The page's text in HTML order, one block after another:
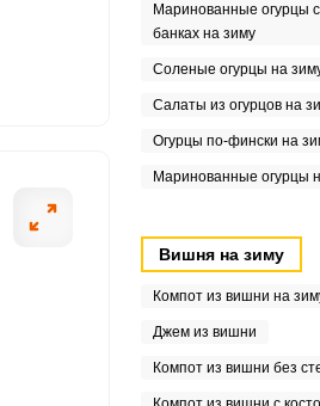
Маринованные огурцы
банках на зиму
Соленые огурцы на
Салаты из огурцов на
Огурцы по-фински на
Маринованные огурцы
Вишня на зиму
Компот из вишни на
Джем из вишни
Компот из вишни без